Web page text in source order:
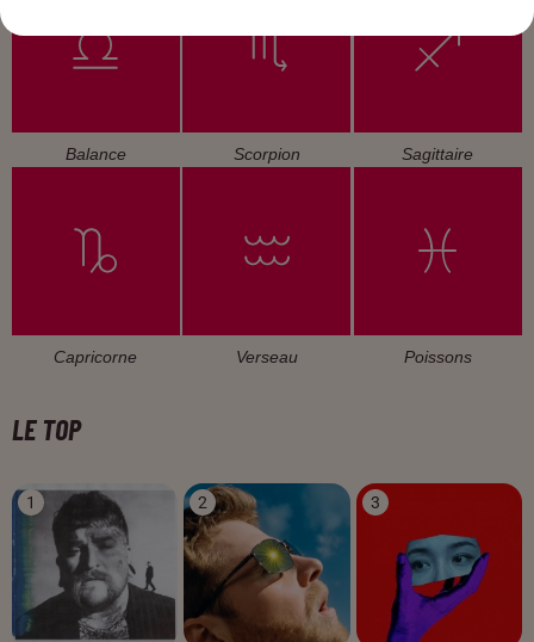
Balance Scorpion Sagittaire
Capricorne Verseau Poissons
LE TOP
1 2 3